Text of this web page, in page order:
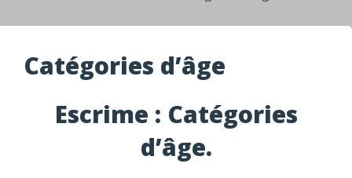
Catégories d’âge
Escrime : Catégories
d’âge.